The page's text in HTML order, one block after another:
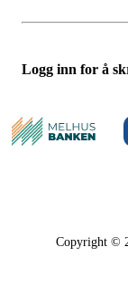
Logg inn for å
Copyright ©